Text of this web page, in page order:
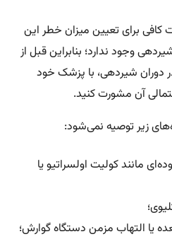
کافی برای تعیین میزان خطر این
وجود ندارد؛ بنابراین قبل از
شیردهی، با پزشک خود
آن مشورت کنید.
زیر توصیه نمی‌شود:
مانند کولیت اولسراتیو یا
یا التهاب مزمن دستگاه گوارش؛